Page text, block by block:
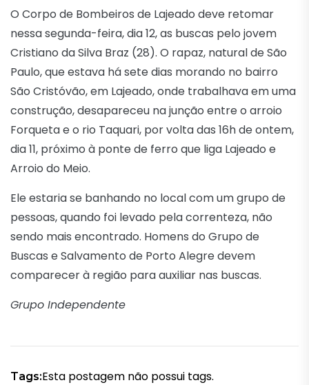
O Corpo de Bombeiros de Lajeado deve retomar
nessa segunda-feira, dia 12, as buscas pelo jovem
Cristiano da Silva Braz (28). O rapaz, natural de São
Paulo, que estava há sete dias morando no bairro
São Cristóvão, em Lajeado, onde trabalhava em uma
construção, desapareceu na junção entre o arroio
Forqueta e o rio Taquari, por volta das 16h de ontem,
dia 11, próximo à ponte de ferro que liga Lajeado e
Arroio do Meio.
Ele estaria se banhando no local com um grupo de
pessoas, quando foi levado pela correnteza, não
sendo mais encontrado. Homens do Grupo de
Buscas e Salvamento de Porto Alegre devem
comparecer à região para auxiliar nas buscas.
Grupo Independente
Tags:Esta postagem não possui tags.